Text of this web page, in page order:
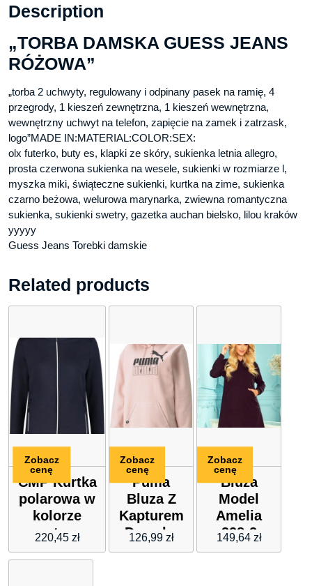
Description
„TORBA DAMSKA GUESS JEANS
RÓŻOWA”
„torba 2 uchwyty, regulowany i odpinany pasek na ramię, 4
przegrody, 1 kieszeń zewnętrzna, 1 kieszeń wewnętrzna,
wewnętrzny uchwyt na telefon, zapięcie na zamek i zatrzask,
logo”MADE IN:MATERIAL:COLOR:SEX:
olx futerko, buty es, klapki ze skóry, sukienka letnia allegro,
prosta czerwona sukienka na wesele, sukienki w rozmiarze l,
myszka miki, świąteczne sukienki, kurtka na zime, sukienka
czarno beżowa, welurowa marynarka, zwiewna romantyczna
sukienka, sukienki swetry, gazetka auchan bielsko, lilou kraków
yyyyy
Guess Jeans Torebki damskie
Related products
CMP Kurtka
polarowa w
kolorze
granatowym
220,45 zł
Zobacz
cenę
Puma
Bluza Z
Kapturem
Damska
Core
126,99 zł
Zobacz
cenę
Bluza
Model
Amelia
328-2
Black
149,64 zł
Zobacz
cenę